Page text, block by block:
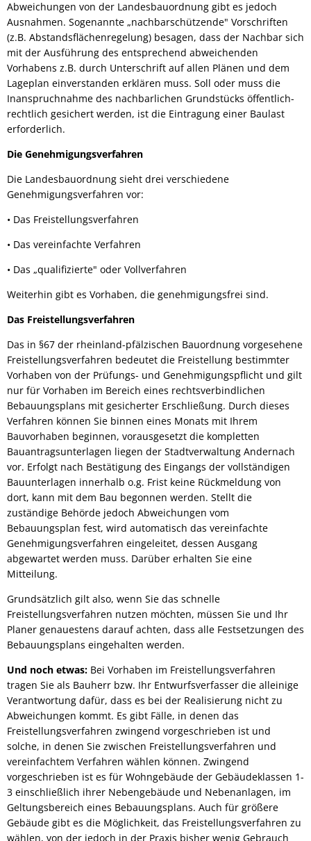
Abweichungen von der Landesbauordnung gibt es jedoch
Ausnahmen. Sogenannte „nachbarschützende" Vorschriften
(z.B. Abstandsflächenregelung) besagen, dass der Nachbar sich
mit der Ausführung des entsprechend abweichenden
Vorhabens z.B. durch Unterschrift auf allen Plänen und dem
Lageplan einverstanden erklären muss. Soll oder muss die
Inanspruchnahme des nachbarlichen Grundstücks öffentlich-
rechtlich gesichert werden, ist die Eintragung einer Baulast
erforderlich.
Die Genehmigungsverfahren
Die Landesbauordnung sieht drei verschiedene
Genehmigungsverfahren vor:
• Das Freistellungsverfahren
• Das vereinfachte Verfahren
• Das „qualifizierte" oder Vollverfahren
Weiterhin gibt es Vorhaben, die genehmigungsfrei sind.
Das Freistellungsverfahren
Das in §67 der rheinland-pfälzischen Bauordnung vorgesehene
Freistellungsverfahren bedeutet die Freistellung bestimmter
Vorhaben von der Prüfungs- und Genehmigungspflicht und gilt
nur für Vorhaben im Bereich eines rechtsverbindlichen
Bebauungsplans mit gesicherter Erschließung. Durch dieses
Verfahren können Sie binnen eines Monats mit Ihrem
Bauvorhaben beginnen, vorausgesetzt die kompletten
Bauantragsunterlagen liegen der Stadtverwaltung Andernach
vor. Erfolgt nach Bestätigung des Eingangs der vollständigen
Bauunterlagen innerhalb o.g. Frist keine Rückmeldung von
dort, kann mit dem Bau begonnen werden. Stellt die
zuständige Behörde jedoch Abweichungen vom
Bebauungsplan fest, wird automatisch das vereinfachte
Genehmigungsverfahren eingeleitet, dessen Ausgang
abgewartet werden muss. Darüber erhalten Sie eine
Mitteilung.
Grundsätzlich gilt also, wenn Sie das schnelle
Freistellungsverfahren nutzen möchten, müssen Sie und Ihr
Planer genauestens darauf achten, dass alle Festsetzungen des
Bebauungsplans eingehalten werden.
Und noch etwas: Bei Vorhaben im Freistellungsverfahren
tragen Sie als Bauherr bzw. Ihr Entwurfsverfasser die alleinige
Verantwortung dafür, dass es bei der Realisierung nicht zu
Abweichungen kommt. Es gibt Fälle, in denen das
Freistellungsverfahren zwingend vorgeschrieben ist und
solche, in denen Sie zwischen Freistellungsverfahren und
vereinfachtem Verfahren wählen können. Zwingend
vorgeschrieben ist es für Wohngebäude der Gebäudeklassen 1-
3 einschließlich ihrer Nebengebäude und Nebenanlagen, im
Geltungsbereich eines Bebauungsplans. Auch für größere
Gebäude gibt es die Möglichkeit, das Freistellungsverfahren zu
wählen, von der jedoch in der Praxis bisher wenig Gebrauch